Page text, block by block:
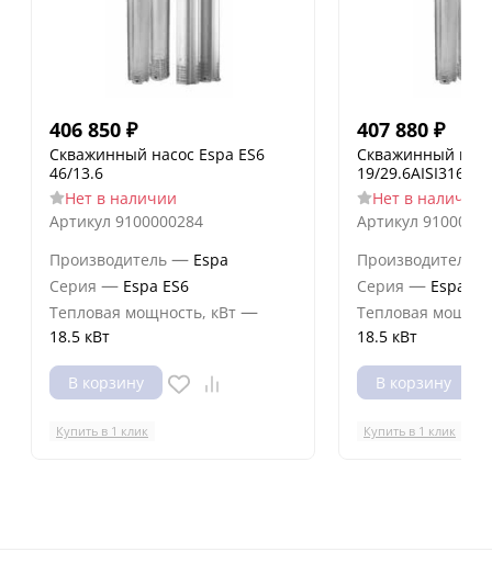
406 850 ₽
Скважинный насос Espa ES6
46/13.6
Нет в наличии
Артикул 9100000284
Производитель — Espa
Серия — Espa ES6
Тепловая мощность, кВт —
18.5 кВт
В корзину
Купить в 1 клик
407 880 ₽
Скважинный
19/29.6AISI316
Нет в наличии
Артикул
Производитель
Серия — Espa
Тепловая
18.5 кВт
В корзину
Купить в 1 клик